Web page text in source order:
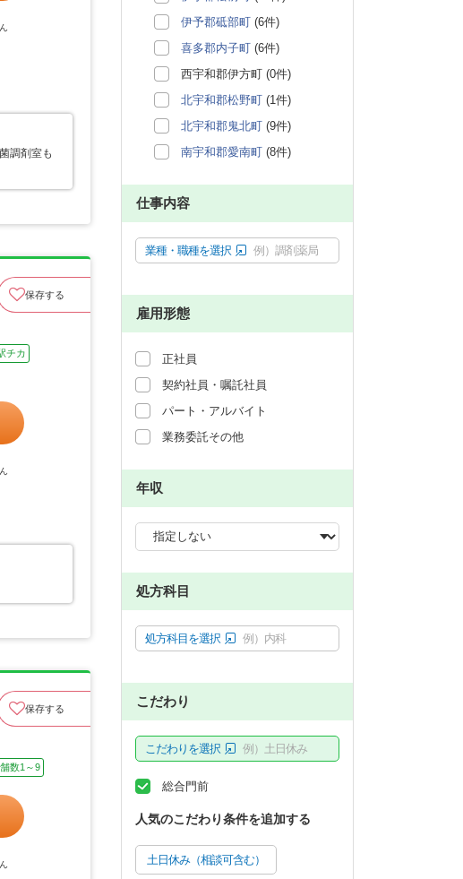
調剤室も
保存する
チカ
保存する
数1～9
伊予郡砥部町 (6件)
喜多郡内子町 (6件)
西宇和郡伊方町 (0件)
北宇和郡松野町 (1件)
北宇和郡鬼北町 (9件)
南宇和郡愛南町 (8件)
仕事内容
業種・職種を選択 例）調剤薬局
雇用形態
正社員
契約社員・嘱託社員
パート・アルバイト
業務委託その他
年収
処方科目
処方科目を選択 例）内科
こだわり
こだわりを選択 例）土日休み
総合門前
人気のこだわり条件を追加する
土日休み（相談可含む）